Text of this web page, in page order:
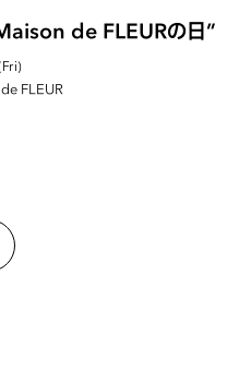
de FLEURの日”
FLEUR